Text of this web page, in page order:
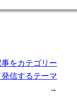
をカテゴリー
信するテーマ
→